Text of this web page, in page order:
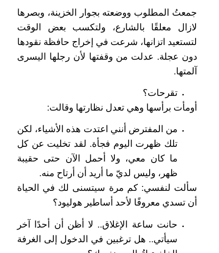
جمعتُ المطلوب ووضعته بجوار الخزينة، وبصرها
لازال معلقًا بالشارع، ولتكسب بعض الوقت
لتستعيد اتزانها، شرعت في إخراج حافظة نقودها
دون عجلة. عدلت من وقفتها لأن رجلها اليسرى
آلمتها.
تقرحات؟
أومأت برأسها وهي تعدل نظارتها وقالت:
من المفترض أنني اعتدت هذه الأشياء، لكن
تلك ظهرت اليوم فجأة. لقد تخليت عن كل
ما كان معي، ولا أحمل الآن حتى حقيبة
ظهر، وليس لديّ ما أريد أن أرتاح منه.
سألت لنفسي: كم مرة سيتسنى لك في الحياة
أن تسدي معروفًا لأحد أساطير هوليود؟
حانت ساعة الإغلاق.. لا أظن أن أحدًا آخر
سيأتي.. هل ترغبين في الدخول إلى الغرفة